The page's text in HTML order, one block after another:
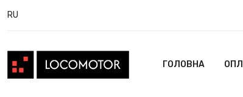
RU
ГОЛОВНА